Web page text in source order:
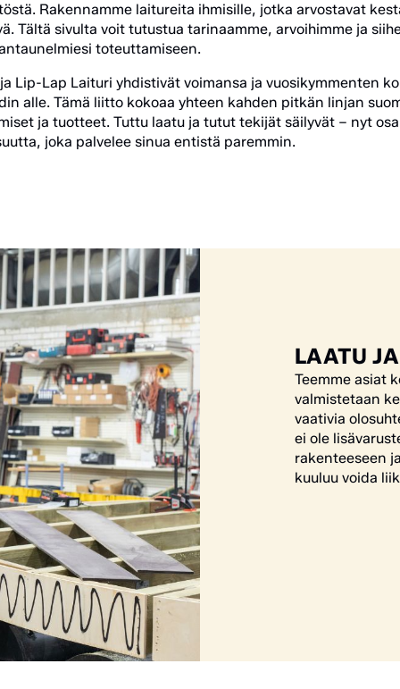
Rakennamme laitureita ihmisille, jotka arvostavat
Tältä sivulta voit tutustua tarinaamme, arvoihimme ja
toteuttamiseen.
Lip-Lap Laituri yhdistivät voimansa ja vuosikymmenten
alle. Tämä liitto kokoaa yhteen kahden pitkän linjan
ja tuotteet. Tuttu laatu ja tutut tekijät säilyvät – nyt
joka palvelee sinua entistä paremmin.
LAATU
Teemme asiat
valmistetaan
vaativia
ei ole
rakenteeseen
kuuluu voida